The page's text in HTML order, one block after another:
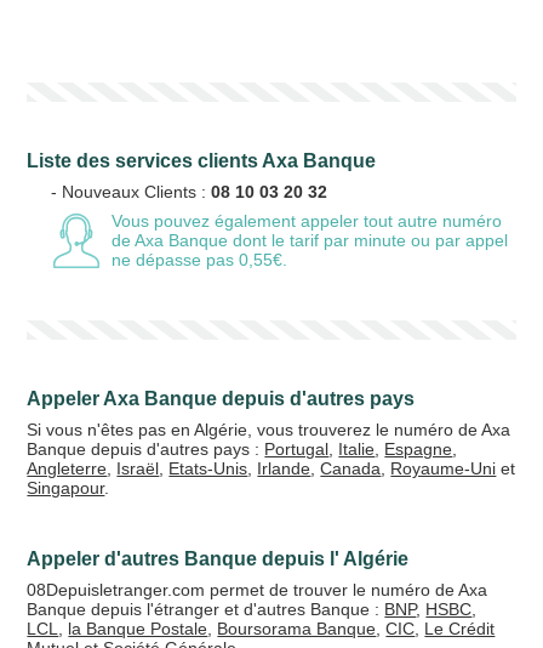
+5% de bonus
Liste des services clients Axa Banque
- Nouveaux Clients :08 10 03 20 32
Vous pouvez également appeler tout autre numéro
de Axa Banque dont le tarif par minute ou par appel
ne dépasse pas 0,55€.
Appeler Axa Banque depuis d'autres pays
Si vous n'êtes pas en Algérie, vous trouverez le numéro de Axa
Banque depuis d'autres pays : Portugal Italie Espagne
Angleterre Israël Etats-Unis Irlande ,Canada Royaume-Uni et
Singapour.
Appeler d'autres Banque depuis l' Algérie
08Depuisletranger.com permet de trouver le numéro de Axa
Banque depuis l'étranger et d'autres Banque : BNP, HSBC
LCL
la Banque Postale Boursorama Banque ,CIC Le Crédit